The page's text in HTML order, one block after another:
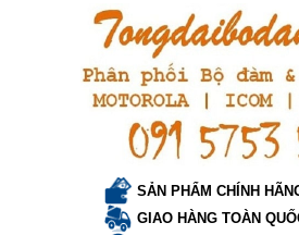
SẢN PHẨM CHÍNH
GIAO HÀNG TOÀN